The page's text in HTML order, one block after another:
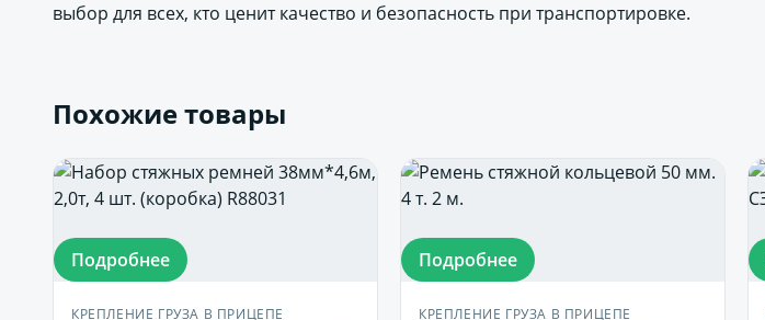
выбор для всех, кто ценит качество и безопасность при транспортировке.
Похожие товары
Подробнее
КРЕПЛЕНИЕ ГРУЗА В ПРИЦЕПЕ
Подробнее
КРЕПЛЕНИЕ ГРУЗА В ПРИЦЕПЕ